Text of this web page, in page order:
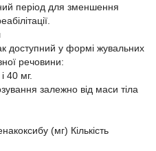
період для зменшення
доступний у формі жувальних
речовини:
40 мг.
залежно від маси тіла
(мг) Кількість